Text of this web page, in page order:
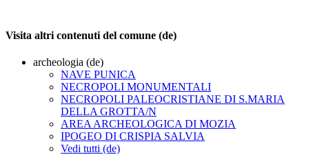
Visita altri contenuti del comune (de)
archeologia (de)
NAVE PUNICA
NECROPOLI MONUMENTALI
NECROPOLI PALEOCRISTIANE DI S.MARIA
DELLA GROTTA/N
AREA ARCHEOLOGICA DI MOZIA
IPOGEO DI CRISPIA SALVIA
Vedi tutti (de)